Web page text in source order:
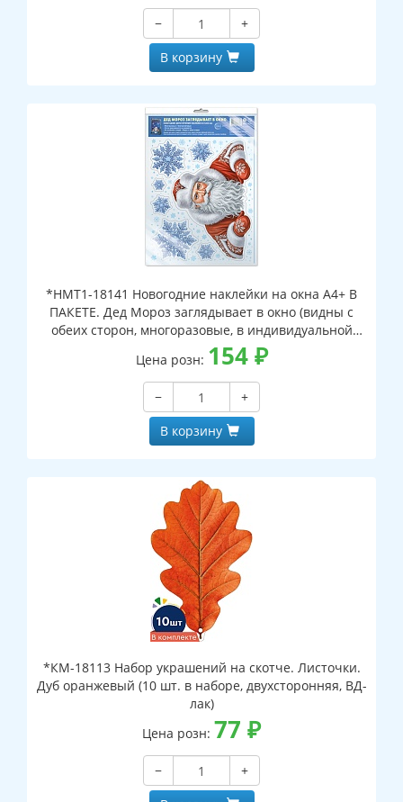
−
+
В корзину
*НМТ1-18141 Новогодние наклейки на окна А4+ В
ПАКЕТЕ. Дед Мороз заглядывает в окно (видны с
обеих сторон, многоразовые, в индивидуальной
упаковке, с европодвесом и клеевым клапаном)
Цена розн: 154₽
−
+
В корзину
*КМ-18113 Набор украшений на скотче. Листочки.
Дуб оранжевый (10 шт. в наборе, двухсторонняя, ВД-
лак)
Цена розн: 77 ₽
−
+